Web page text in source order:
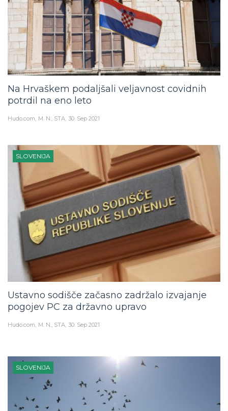
Na Hrvaškem podaljšali veljavnost covidnih
potrdil na eno leto
Hudo.com M. N., STA 30. Sep 2021
SLOVENIJA
Ustavno sodišče začasno zadržalo izvajanje
pogojev PC za državno upravo
Hudo.com M. N., STA 30. Sep 2021
SLOVENIJA